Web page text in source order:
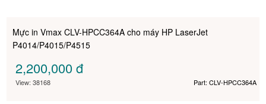
Mực in Vmax CLV-HPCC364A cho máy HP LaserJet
P4014/P4015/P4515
2,200,000đ
View: 38168 Part: CLV-HPCC364A